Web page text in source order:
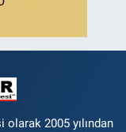
2005 yılından